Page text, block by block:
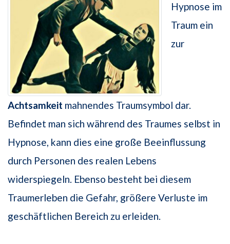
Hypnose im
Traum ein
zur
Achtsamkeit mahnendes Traumsymbol dar.
Befindet man sich während des Traumes selbst in
Hypnose, kann dies eine große Beeinflussung
durch Personen des realen Lebens
widerspiegeln. Ebenso besteht bei diesem
Traumerleben die Gefahr, größere Verluste im
geschäftlichen Bereich zu erleiden.